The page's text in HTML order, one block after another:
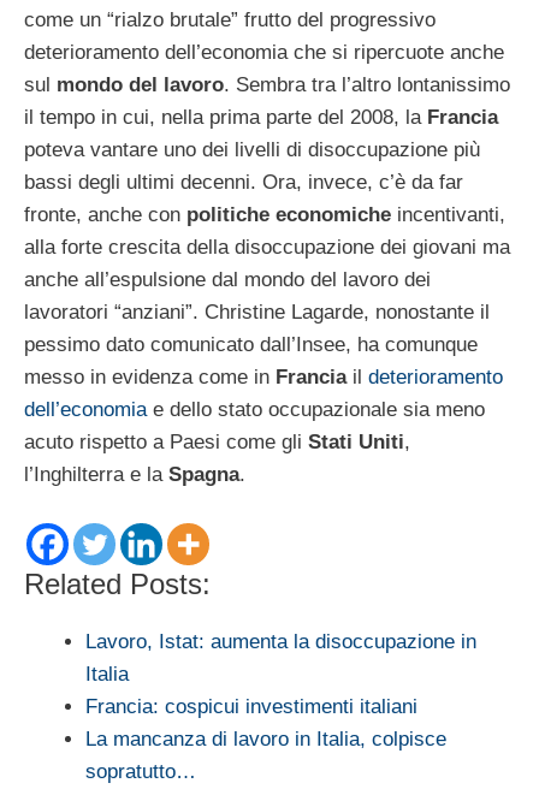
come un “rialzo brutale” frutto del progressivo
deterioramento dell’economia che si ripercuote anche
sul mondo del lavoro. Sembra tra l’altro lontanissimo
il tempo in cui, nella prima parte del 2008, la Francia
poteva vantare uno dei livelli di disoccupazione più
bassi degli ultimi decenni. Ora, invece, c’è da far
fronte, anche con politiche economiche incentivanti,
alla forte crescita della disoccupazione dei giovani ma
anche all’espulsione dal mondo del lavoro dei
lavoratori “anziani”. Christine Lagarde, nonostante il
pessimo dato comunicato dall’Insee, ha comunque
messo in evidenza come in Franciail deterioramento
dell’economiae dello stato occupazionale sia meno
acuto rispetto a Paesi come gli Stati Uniti,
l’Inghilterra e la Spagna.
Related Posts:
Lavoro, Istat: aumenta la disoccupazione in
Italia
Francia: cospicui investimenti italiani
La mancanza di lavoro in Italia, colpisce
sopratutto…